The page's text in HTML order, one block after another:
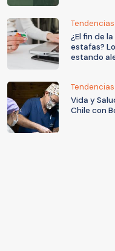
Tendencias
¿El fin de
estafas?
estando
Tendencias
Vida y
Chile con